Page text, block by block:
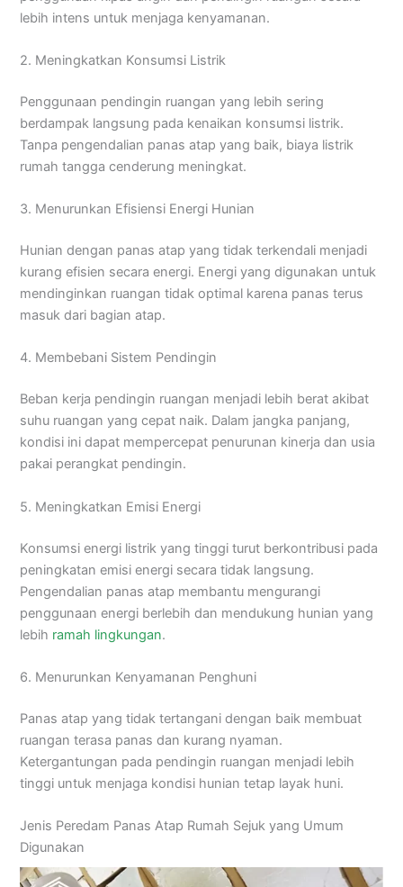
lebih intens untuk menjaga kenyamanan.
2. Meningkatkan Konsumsi Listrik
Penggunaan pendingin ruangan yang lebih sering
berdampak langsung pada kenaikan konsumsi listrik.
Tanpa pengendalian panas atap yang baik, biaya listrik
rumah tangga cenderung meningkat.
3. Menurunkan Efisiensi Energi Hunian
Hunian dengan panas atap yang tidak terkendali menjadi
kurang efisien secara energi. Energi yang digunakan untuk
mendinginkan ruangan tidak optimal karena panas terus
masuk dari bagian atap.
4. Membebani Sistem Pendingin
Beban kerja pendingin ruangan menjadi lebih berat akibat
suhu ruangan yang cepat naik. Dalam jangka panjang,
kondisi ini dapat mempercepat penurunan kinerja dan usia
pakai perangkat pendingin.
5. Meningkatkan Emisi Energi
Konsumsi energi listrik yang tinggi turut berkontribusi pada
peningkatan emisi energi secara tidak langsung.
Pengendalian panas atap membantu mengurangi
penggunaan energi berlebih dan mendukung hunian yang
lebih ramah lingkungan.
6. Menurunkan Kenyamanan Penghuni
Panas atap yang tidak tertangani dengan baik membuat
ruangan terasa panas dan kurang nyaman.
Ketergantungan pada pendingin ruangan menjadi lebih
tinggi untuk menjaga kondisi hunian tetap layak huni.
Jenis Peredam Panas Atap Rumah Sejuk yang Umum
Digunakan